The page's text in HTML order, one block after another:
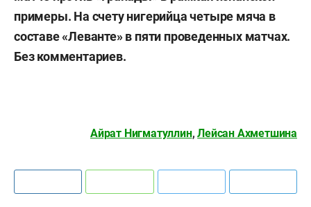
примеры. На счету нигерийца четыре мяча в
составе «Леванте» в пяти проведенных матчах.
Без комментариев.
Айрат Нигматуллин,Лейсан Ахметшина